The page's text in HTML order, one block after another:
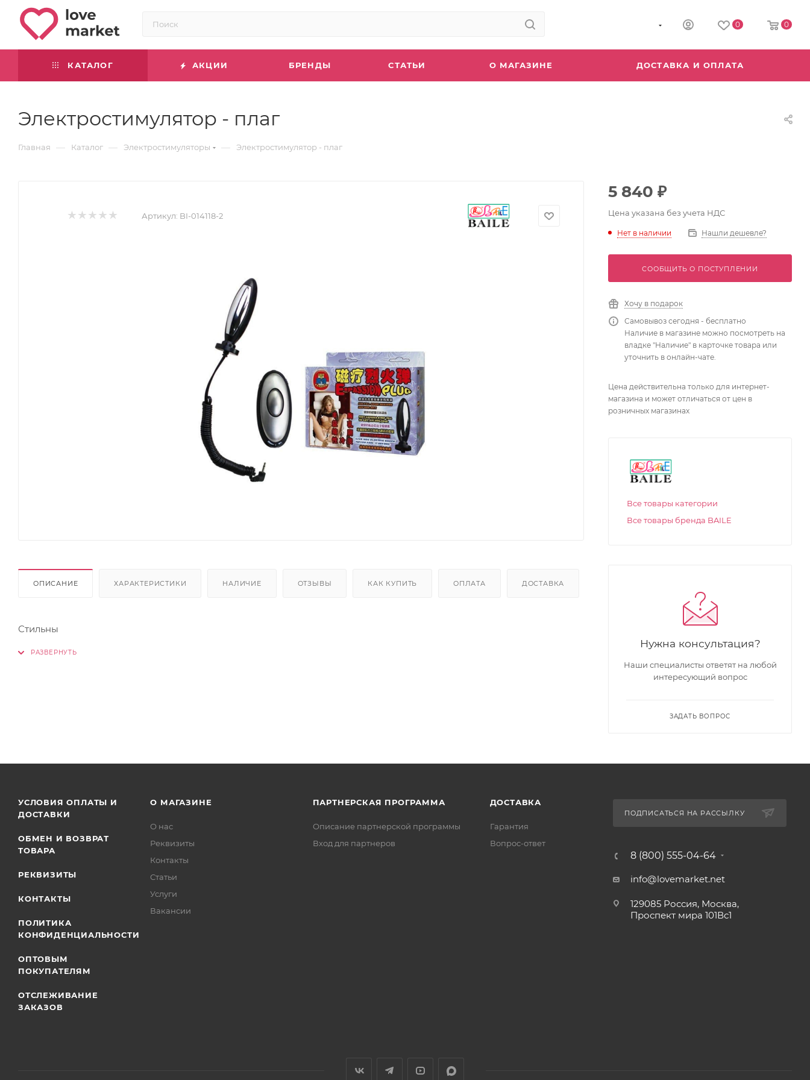
0 0
КАТАЛОГ АКЦИИ БРЕНДЫ СТАТЬИ О МАГАЗИНЕ ДОСТАВКА И ОПЛАТА
Электростимулятор - плаг
Главная — Каталог — Электростимуляторы — Электростимулятор - плаг
Артикул: BI-014118-2
ОПИСАНИЕ ХАРАКТЕРИСТИКИ НАЛИЧИЕ ОТЗЫВЫ КАК КУПИТЬ ОПЛАТА ДОСТАВКА
Стильны
5 840 ₽
Цена указана без учета НДС
Нет в наличии Нашли дешевле?
СООБЩИТЬ О ПОСТУПЛЕНИИ
Хочу в подарок
Самовывоз сегодня - бесплатно
Наличие в магазине можно посмотреть на
владке "Наличие" в карточке товара или
уточнить в онлайн-чате.
Цена действительна только для интернет-
магазина и может отличаться от цен в
розничных магазинах
Все товары категории
Все товары бренда BAILE
Нужна консультация?
Наши специалисты ответят на любой
интересующий вопрос
ЗАДАТЬ ВОПРОС
УСЛОВИЯ ОПЛАТЫ И
ДОСТАВКИ
ОБМЕН И ВОЗВРАТ
ТОВАРА
РЕКВИЗИТЫ
КОНТАКТЫ
ПОЛИТИКА
КОНФИДЕНЦИАЛЬНОСТИ
ОПТОВЫМ
ПОКУПАТЕЛЯМ
ОТСЛЕЖИВАНИЕ
ЗАКАЗОВ
О МАГАЗИНЕ
О нас
Реквизиты
Контакты
Статьи
Услуги
Вакансии
ПАРТНЕРСКАЯ ПРОГРАММА
Описание партнерской программы
Вход для партнеров
ДОСТАВКА
Гарантия
Вопрос-ответ
ПОДПИСАТЬСЯ НА РАССЫЛКУ
8 (800) 555-04-64
info@lovemarket.net
129085 Россия, Москва,
Проспект мира 101Вс1